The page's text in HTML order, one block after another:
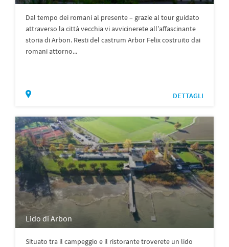
Dal tempo dei romani al presente – grazie al tour guidato
attraverso la città vecchia vi avvicinerete all’affascinante
storia di Arbon. Resti del castrum Arbor Felix costruito dai
romani attorno...
DETTAGLI
Lido di Arbon
Situato tra il campeggio e il ristorante troverete un lido